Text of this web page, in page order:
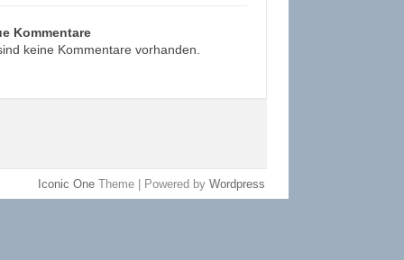
Kommentare
keine Kommentare vorhanden.
Iconic One Theme | Powered by Wordpress